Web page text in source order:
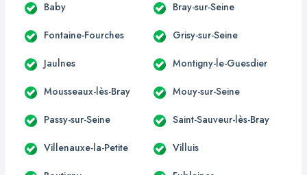
Baby Bray-sur-Seine
Fontaine-Fourches Grisy-sur-Seine
Jaulnes Montigny-le-Guesdier
Mousseaux-lès-Bray Mouy-sur-Seine
Passy-sur-Seine Saint-Sauveur-lès-Bray
Villenauxe-la-Petite Villuis